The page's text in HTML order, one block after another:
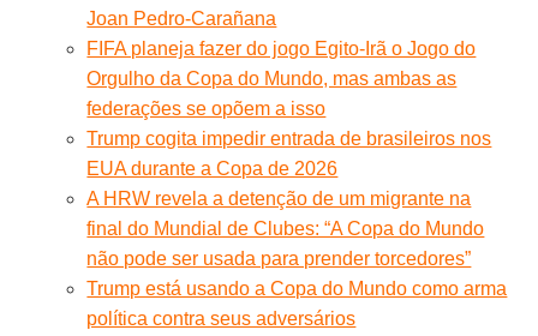
Joan Pedro-Carañana
FIFA planeja fazer do jogo Egito-Irã o Jogo do
Orgulho da Copa do Mundo, mas ambas as
federações se opõem a isso
Trump cogita impedir entrada de brasileiros nos
EUA durante a Copa de 2026
A HRW revela a detenção de um migrante na
final do Mundial de Clubes: “A Copa do Mundo
não pode ser usada para prender torcedores”
Trump está usando a Copa do Mundo como arma
política contra seus adversários